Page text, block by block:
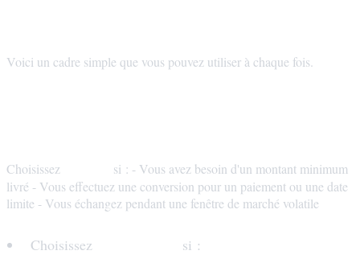
Voici un cadre simple que vous pouvez utiliser à chaque fois.
Choisissez
si : - Vous avez besoin d'un montant minimum
livré - Vous effectuez une conversion pour un paiement ou une date
limite - Vous échangez pendant une fenêtre de marché volatile
Choisissez si :